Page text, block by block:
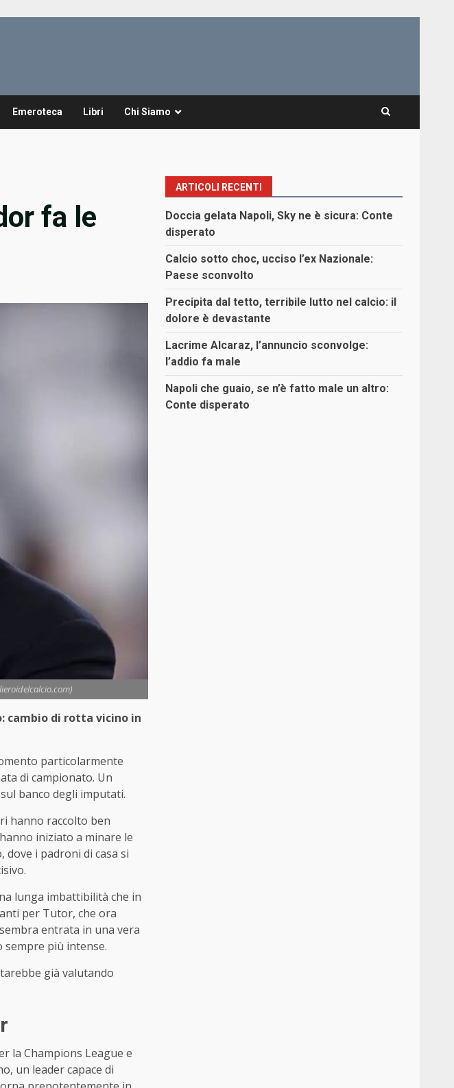
Emeroteca Libri Chi Siamo
fa le
cambio di rotta vicino in
particolarmente
di campionato. Un
banco degli imputati.
hanno raccolto ben
iniziato a minare le
dove i padroni di casa si
lunga imbattibilità che in
per Tutor, che ora
entrata in una vera
più intense.
già valutando
la Champions League e
un leader capace di
ARTICOLI RECENTI
Doccia gelata Napoli, Sky ne è sicura: Conte
disperato
Calcio sotto choc, ucciso l’ex Nazionale:
Paese sconvolto
Precipita dal tetto, terribile lutto nel calcio: il
dolore è devastante
Lacrime Alcaraz, l’annuncio sconvolge:
l’addio fa male
Napoli che guaio, se n’è fatto male un altro:
Conte disperato